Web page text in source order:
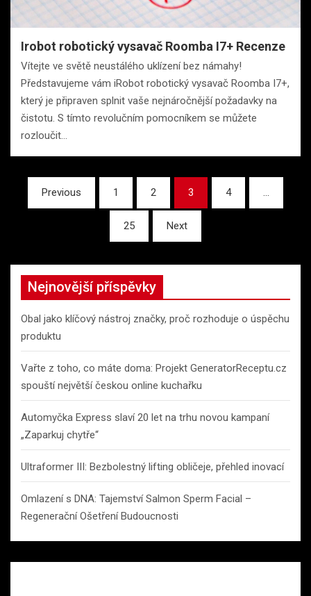
Irobot robotický vysavač Roomba I7+ Recenze
Vítejte ve světě neustálého uklízení bez námahy!
Představujeme vám iRobot robotický vysavač Roomba I7+,
který je připraven splnit vaše nejnáročnější požadavky na
čistotu. S tímto revolučním pomocníkem se můžete
rozloučit…
Stránkování
příspěvků
Previous 1 2 3 4 …
25 Next
Nejnovější příspěvky
Obal jako klíčový nástroj značky, proč rozhoduje o úspěchu
produktu
Vařte z toho, co máte doma: Projekt GeneratorReceptu.cz
spouští největší českou online kuchařku
Automyčka Express slaví 20 let na trhu novou kampaní
„Zaparkuj chytře“
Ultraformer III: Bezbolestný lifting obličeje, přehled inovací
Omlazení s DNA: Tajemství Salmon Sperm Facial –
Regenerační Ošetření Budoucnosti